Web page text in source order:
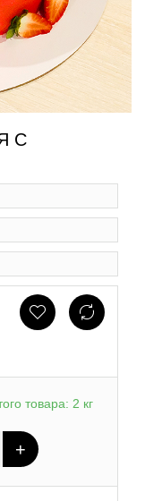
С
товара: 2 кг
+